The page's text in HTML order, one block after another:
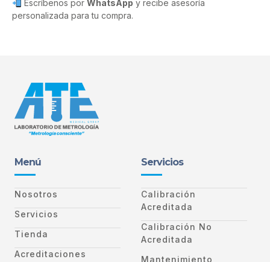
Escríbenos por WhatsApp y recibe asesoría
personalizada para tu compra.
Menú
Nosotros
Servicios
Tienda
Acreditaciones
Servicios
Calibración
Acreditada
Calibración No
Acreditada
Mantenimiento